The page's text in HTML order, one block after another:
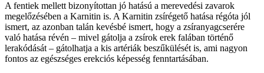
A fentiek mellett bizonyítottan jó hatású a merevedési zavarok
megelőzésében a Karnitin is. A Karnitin zsírégető hatása régóta jól
ismert, az azonban talán kevésbé ismert, hogy a zsíranyagcserére
való hatása révén – mivel gátolja a zsírok erek falában történő
lerakódását – gátolhatja a kis artériák beszűkülését is, ami nagyon
fontos az egészséges erekciós képesség fenntartásában.